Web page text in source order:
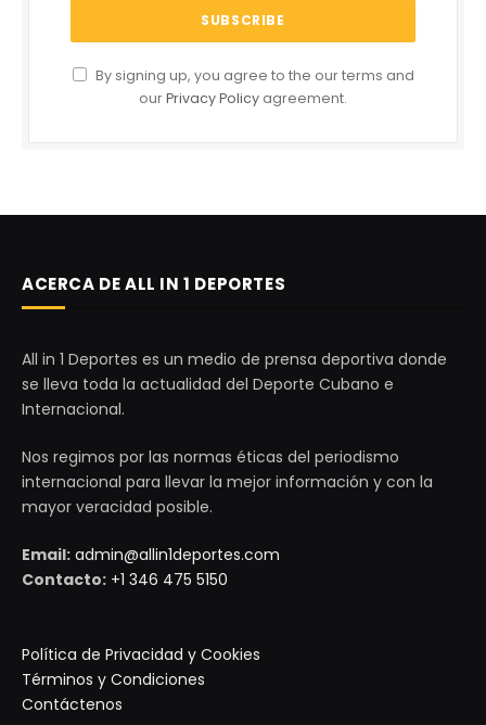
By signing up, you agree to the our terms and
ourPrivacy Policy agreement.
ACERCA DE ALL IN 1 DEPORTES
All in 1 Deportes es un medio de prensa deportiva donde
se lleva toda la actualidad del Deporte Cubano e
Internacional.
Nos regimos por las normas éticas del periodismo
internacional para llevar la mejor información y con la
mayor veracidad posible.
Email: admin@allin1deportes.com
Contacto: +1 346 475 5150
Política de Privacidad y Cookies
Términos y Condiciones
Contáctenos